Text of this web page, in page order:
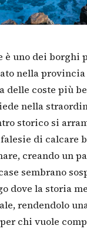
è uno dei borghi
nella
delle coste più
nella
storico si
di calcare
creando un
sembrano
dove la storia
rendendolo
chi vuole